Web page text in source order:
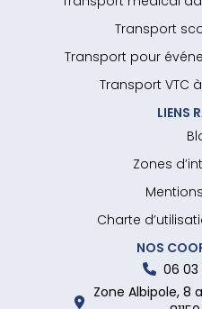
Transport
Transport pour
Transport VTC
LIENS
Zones
Charte
NOS
06
Zone Albipole, 8